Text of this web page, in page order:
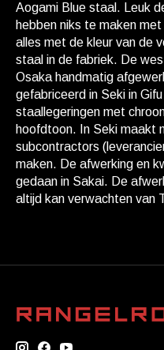
Aogami Blue staal. Leuk
hebben niks te maken
alles met de kleur van de
staal in de fabriek. De
Osaka handmatig
gefabriceerd in Seki in
staallegeringen met
hoofdtoon. In Seki maakt
subcontractors
maken. De afwerking en
gedaan in Sakai. De
altijd kan verwachten van